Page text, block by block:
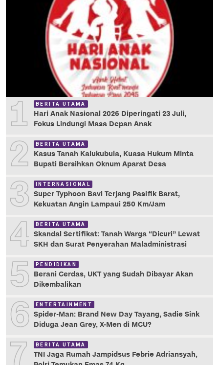
1 BERITA UTAMA
Hari Anak Nasional 2026 Diperingati 23 Juli,
Fokus Lindungi Masa Depan Anak
2 BERITA UTAMA
Kasus Tanah Kalukubula, Kuasa Hukum Minta
Bupati Bersihkan Oknum Aparat Desa
3 INTERNASIONAL
Super Typhoon Bavi Terjang Pasifik Barat,
Kekuatan Angin Lampaui 250 Km/Jam
4 BERITA UTAMA
Skandal Sertifikat: Tanah Warga “Dicuri” Lewat
SKH dan Surat Penyerahan Maladministrasi
5 PENDIDIKAN
Berani Cerdas, UKT yang Sudah Dibayar Akan
Dikembalikan
6 ENTERTAINMENT
Spider-Man: Brand New Day Tayang, Sadie Sink
Diduga Jean Grey, X-Men di MCU?
BERITA UTAMA
TNI Jaga Rumah Jampidsus Febrie Adriansyah,